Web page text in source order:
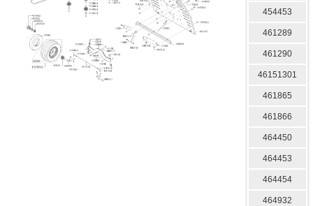
454453
461289
461290
46151301
461865
461866
464450
464453
464454
464932